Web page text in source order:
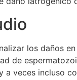
los daños
de
a veces incluso